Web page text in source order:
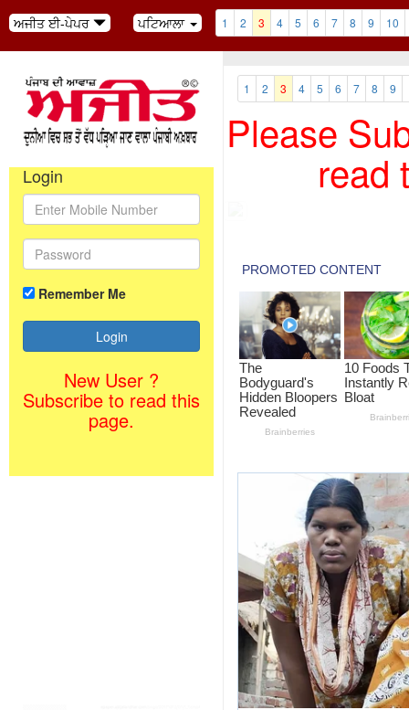
ਅਜੀਤ ਈ-ਪੇਪਰ ਪਟਿਆਲਾ 1 2 3 4 5 6 7 8 9 10
Login
Remember Me
New User ?
Subscribe to read this
page.
1 2 3 4 5 6 7 8 9
Please
read